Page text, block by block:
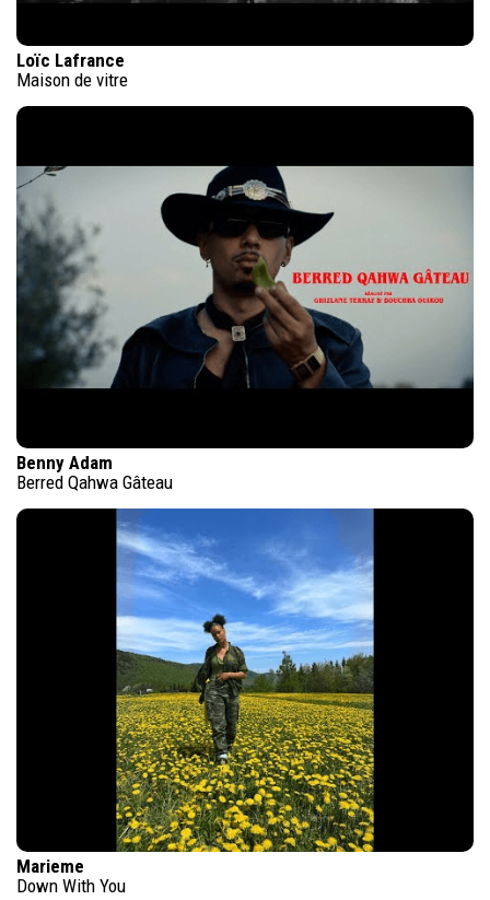
Loïc Lafrance
Maison de vitre
Benny Adam
Berred Qahwa Gâteau
Marieme
Down With You